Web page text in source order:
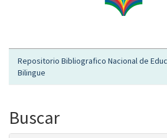
Repositorio Bibliografico Nacional de
Bilingue
Buscar